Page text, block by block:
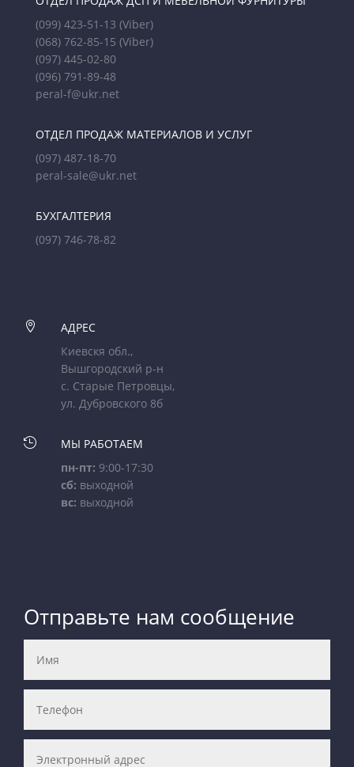
(099) 423-51-13 (Viber)
(068) 762-85-15 (Viber)
(097) 445-02-80
(096) 791-89-48
peral-f@ukr.net
ОТДЕЛ ПРОДАЖ МАТЕРИАЛОВ И УСЛУГ
(097) 487-18-70
peral-sale@ukr.net
БУХГАЛТЕРИЯ
(097) 746-78-82

АДРЕС
Киевскя обл.,
Вышгородский р-н
с. Старые Петровцы,
ул. Дубровского 8б

МЫ РАБОТАЕМ
пн-пт: 9:00-17:30
сб: выходной
вс: выходной
Отправьте нам сообщение